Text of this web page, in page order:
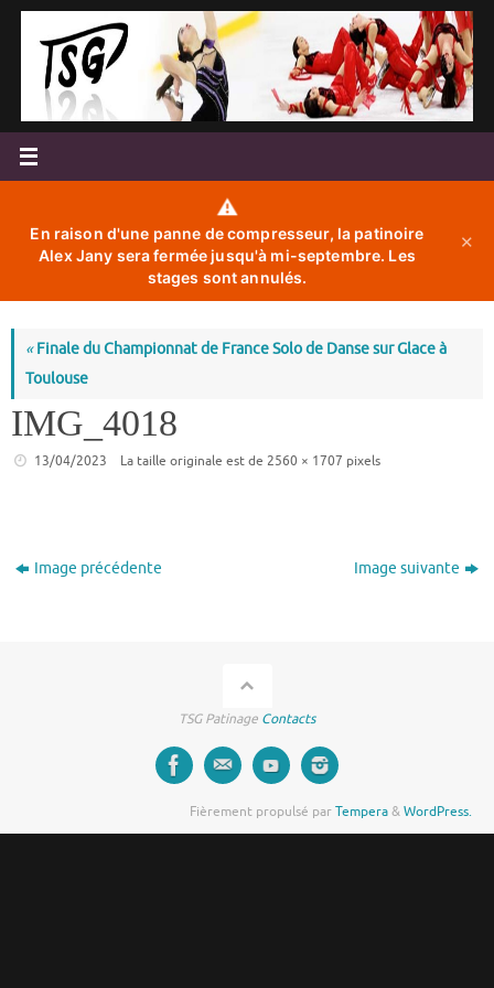
Passer
contenu
⚠️
En raison d'une panne de compresseur, la patinoire
Alex Jany sera fermée jusqu'à mi-septembre. Les
stages sont annulés.
✕
«Finale du Championnat de France Solo de Danse sur Glace à
Toulouse
IMG_4018
13/04/2023 La taille originale est de 2560 × 1707 pixels
Image précédente Image suivante
TSG Patinage Contacts
Fièrement propulsé parTempera&WordPress.